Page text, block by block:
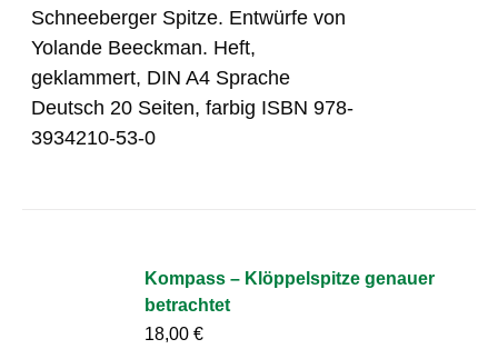
Schneeberger Spitze. Entwürfe von
Yolande Beeckman. Heft,
geklammert, DIN A4 Sprache
Deutsch 20 Seiten, farbig ISBN 978-
3934210-53-0
Kompass – Klöppelspitze genauer
betrachtet
18,00€